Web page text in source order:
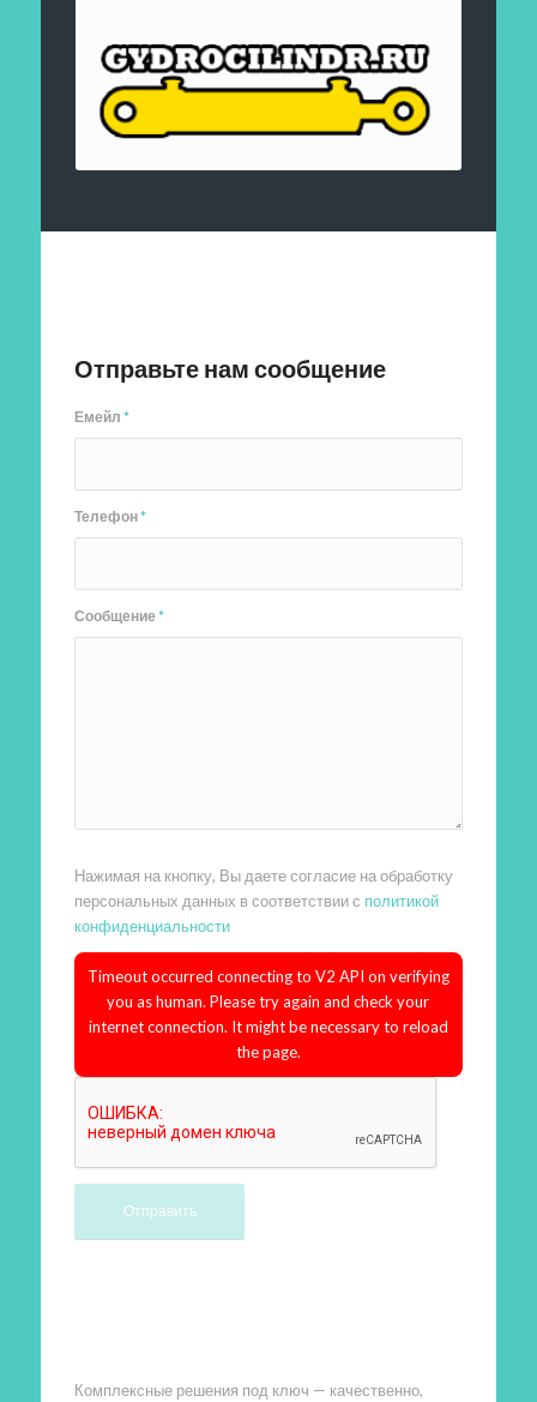
Отправьте нам сообщение
Емейл*
Телефон*
Сообщение*
Нажимая на кнопку, Вы даете согласие на обработку
персональных данных в соответствии с политикой
конфиденциальности
Timeout occurred connecting to V2 API on verifying
you as human. Please try again and check your
internet connection. It might be necessary to reload
the page.
Комплексные решения под ключ — качественно,